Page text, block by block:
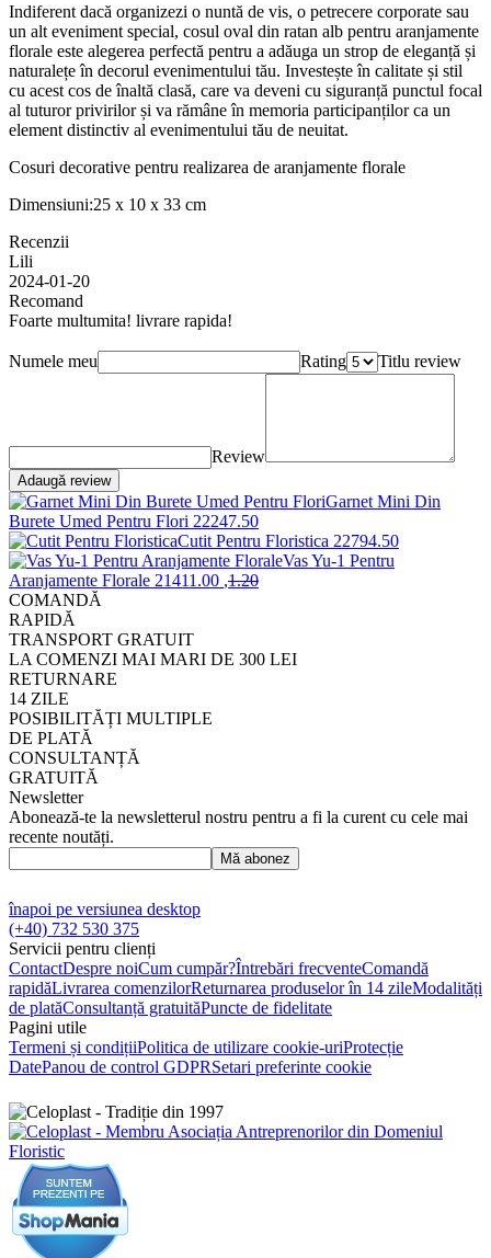
Indiferent dacă organizezi o nuntă de vis, o petrecere corporate sau
un alt eveniment special, cosul oval din ratan alb pentru aranjamente
florale este alegerea perfectă pentru a adăuga un strop de eleganță și
naturalețe în decorul evenimentului tău. Investește în calitate și stil
cu acest cos de înaltă clasă, care va deveni cu siguranță punctul focal
al tuturor privirilor și va rămâne în memoria participanților ca un
element distinctiv al evenimentului tău de neuitat.
Cosuri decorative pentru realizarea de aranjamente florale
Dimensiuni:25 x 10 x 33 cm
Recenzii
Lili
2024-01-20
Recomand
Foarte multumita! livrare rapida!
Numele meu Rating Titlu review
Review
Adaugă review
Garnet Mini Din
Burete Umed Pentru Flori 22247.50
Cutit Pentru Floristica 22794.50
Vas Yu-1 Pentru
Aranjamente Florale 21411 .00 ,1.20
COMANDĂ
RAPIDĂ
TRANSPORT GRATUIT
LA COMENZI MAI MARI DE 300 LEI
RETURNARE
14 ZILE
POSIBILITĂȚI MULTIPLE
DE PLATĂ
CONSULTANȚĂ
GRATUITĂ
Newsletter
Abonează-te la newsletterul nostru pentru a fi la curent cu cele mai
recente noutăți.
Mă abonez
înapoi pe versiunea desktop
(+40) 732 530 375
Servicii pentru clienți
ContactDespre noiCum cumpăr?Întrebări frecventeComandă
rapidăLivrarea comenzilorReturnarea produselor în 14 zileModalități
de platăConsultanță gratuităPuncte de fidelitate
Pagini utile
Termeni și condițiiPolitica de utilizare cookie-uriProtecție
DatePanou de control GDPRSetari preferinte cookie